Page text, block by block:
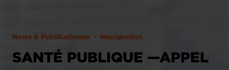
News & Publikationen Neuigkeiten
SANTÉ PUBLIQUE —APPEL